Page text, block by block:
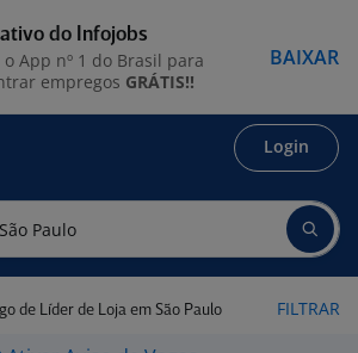
Login
de Líder de Loja em São Paulo FILTRAR
do Infojobs
o App nº 1 do Brasil para
empregos GRÁTIS!!
BAIXAR